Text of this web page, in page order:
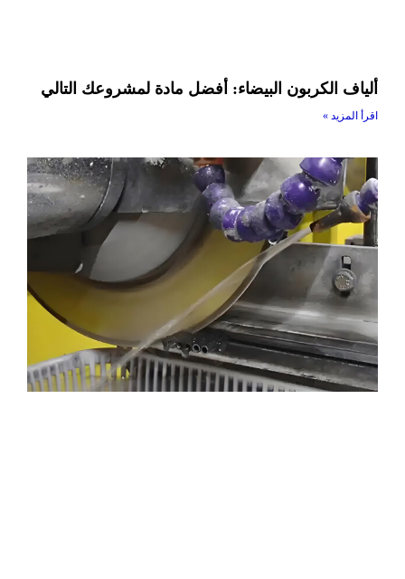
ألياف الكربون البيضاء: أفضل مادة لمشروعك التالي
اقرأ المزيد »